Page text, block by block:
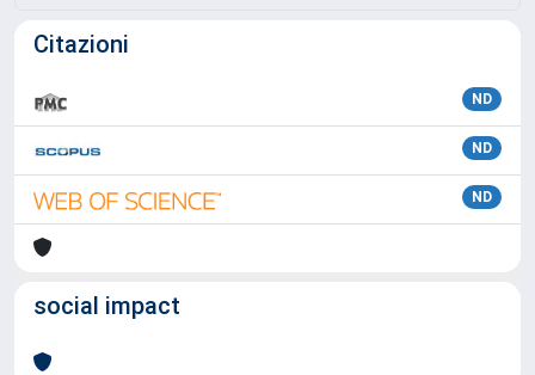
Citazioni
ND
ND
ND
social impact